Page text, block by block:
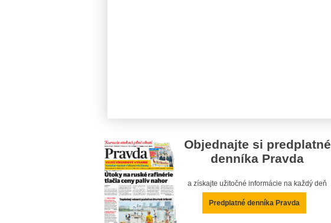
Objednajte si predplatné
denníka Pravda
a získajte užitočné informácie na každý deň
Predplatné denníka Pravda